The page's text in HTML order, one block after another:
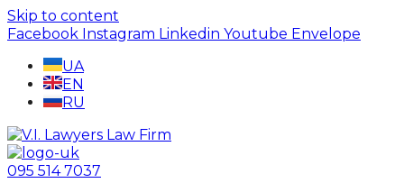
Skip to content
Facebook Instagram Linkedin Youtube Envelope
UA
EN
RU
095 514 7037